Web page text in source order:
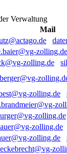
Verwaltung
Mail